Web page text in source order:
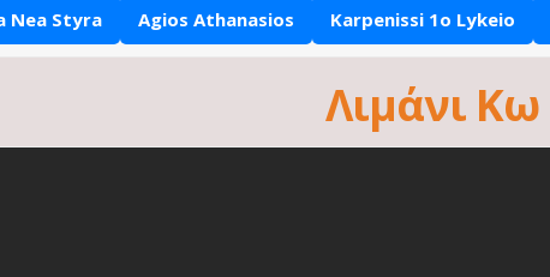
Nea Styra Agios Athanasios Karpenissi 1o Lykeio
Λιμάνι Κω